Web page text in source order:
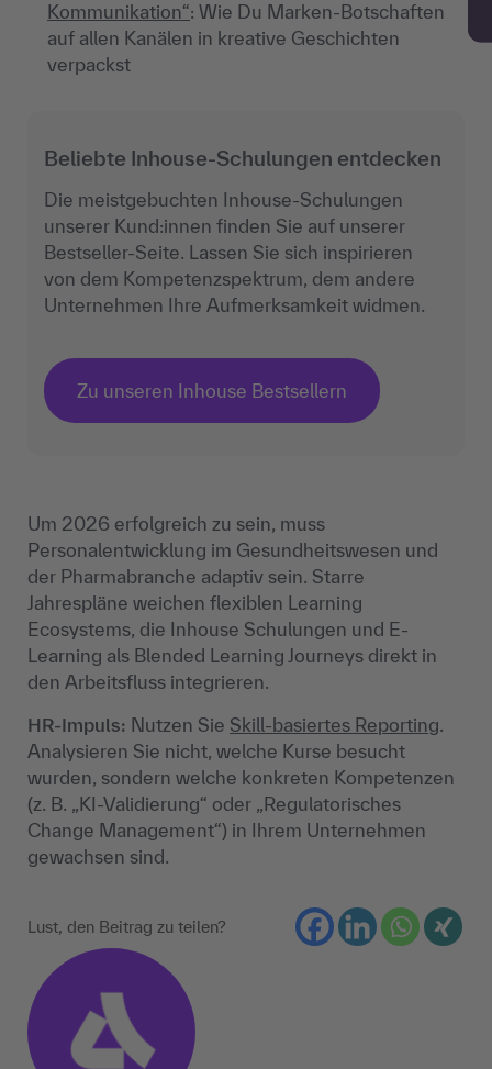
Kommunikation“: Wie Du Marken-Botschaften
auf allen Kanälen in kreative Geschichten
verpackst
Beliebte Inhouse-Schulungen entdecken
Die meistgebuchten Inhouse-Schulungen
unserer Kund:innen finden Sie auf unserer
Bestseller-Seite. Lassen Sie sich inspirieren
von dem Kompetenzspektrum, dem andere
Unternehmen Ihre Aufmerksamkeit widmen.
Zu unseren Inhouse Bestsellern
Um 2026 erfolgreich zu sein, muss
Personalentwicklung im Gesundheitswesen und
der Pharmabranche adaptiv sein. Starre
Jahrespläne weichen flexiblen Learning
Ecosystems, die Inhouse Schulungen und E-
Learning als Blended Learning Journeys direkt in
den Arbeitsfluss integrieren.
HR-Impuls: Nutzen Sie Skill-basiertes Reporting.
Analysieren Sie nicht, welche Kurse besucht
wurden, sondern welche konkreten Kompetenzen
(z. B. „KI-Validierung“ oder „Regulatorisches
Change Management“) in Ihrem Unternehmen
gewachsen sind.
Lust, den Beitrag zu teilen?